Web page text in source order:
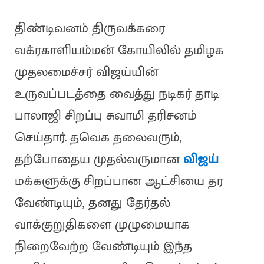
திண்டிவனம் திருவக்கரை
வக்ரகாளியம்மன் கோயிலில் தமிழக
முதலமைச்சர் விஜய்யின்
உருவப்படத்தை வைத்து நடிகர் தாடி
பாலாஜி சிறப்பு சுவாமி தரிசனம்
செய்தார். தவெக தலைவரும்,
தற்போதைய முதல்வருமானவிஜய்
மக்களுக்கு சிறப்பான ஆட்சியை தர
வேண்டியும், தனது தேர்தல்
வாக்குறுதிகளை முழுமையாக
நிறைவேற்ற வேண்டியும் இந்த